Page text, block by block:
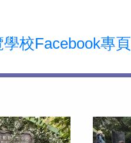
校Facebook專頁